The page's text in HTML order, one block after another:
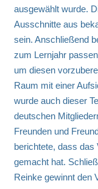
ausgewählt wurde.
Ausschnitte aus
sein. Anschließend
zum Lernjahr
um diesen
Raum mit einer
wurde auch dieser
deutschen
Freunden und
berichtete, dass das
gemacht hat.
Reinke gewinnt den